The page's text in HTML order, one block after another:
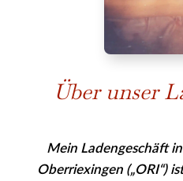
Über unser
Mein Ladengeschäft
Oberriexingen („ORI“)